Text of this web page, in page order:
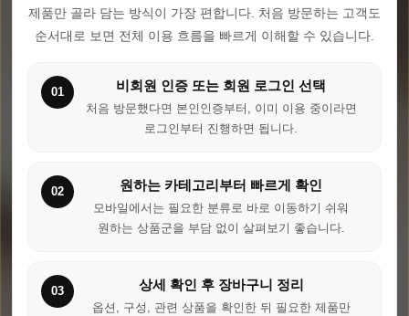
제품만 골라 담는 방식이 가장 편합니다. 처음 방문하는 고객도
순서대로 보면 전체 이용 흐름을 빠르게 이해할 수 있습니다.
01 비회원 인증 또는 회원 로그인 선택
처음 방문했다면 본인인증부터, 이미 이용 중이라면
로그인부터 진행하면 됩니다.
02 원하는 카테고리부터 빠르게 확인
모바일에서는 필요한 분류로 바로 이동하기 쉬워
원하는 상품군을 부담 없이 살펴보기 좋습니다.
03 상세 확인 후 장바구니 정리
옵션, 구성, 관련 상품을 확인한 뒤 필요한 제품만